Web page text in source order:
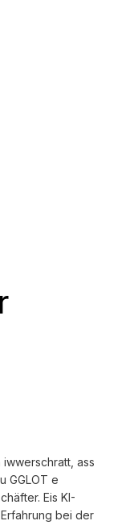
ass
GGLOT e
Eis KI-
bei der